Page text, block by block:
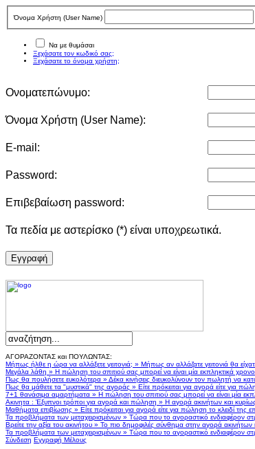
Όνομα Χρήστη (User Νame)
Να με θυμάσαι
Ξεχάσατε τον κωδικό σας;
Ξεχάσατε το όνομα χρήστη;
Ονοματεπώνυμο:
Όνομα Χρήστη (User Νame):
E-mail:
Password:
Επιβεβαίωση password:
Τα πεδία με αστερίσκο (*) είναι υποχρεωτικά.
Eγγραφή
ΑΓΟΡΑΖΟΝΤΑΣ και ΠΟΥΛΩΝΤΑΣ:
Μήπως ήλθε η ώρα να αλλάξετε γειτονιά; » Μήπως αν αλλάζατε γειτονιά θα
Μεγάλα λάθη » Η πώληση του σπιτιού σας μπορεί να είναι μία εκπληκτικά
Πως θα πουλήσετε ευκολότερα » Δέκα κινήσεις διευκολύνουν τον πωλητή να
Πως θα μάθετε τα "μυστικά" της αγοράς » Είτε πρόκειται για αγορά είτε για
7+1 θανάσιμα αμαρτήματα » Η πώληση του σπιτιού σας μπορεί να είναι μία
Ακινητα : Έξυπνοι τρόποι για αγορά και πώληση » Η αγορά ακινήτων και κυρίως
Μαθήματα επιβίωσης » Είτε πρόκειται για αγορά είτε για πώληση το κλειδί της
Τα προβλήματα των μεταχειρισμένων » Τώρα που το αγοραστικό ενδιαφέρον
Βρείτε την αξία του ακινήτου » Το πιο δημοφιλές σύνθημα στην αγορά ακινήτων
Τα προβλήματα των μεταχειρισμένων » Τώρα που το αγοραστικό ενδιαφέρον
Σύνδεση Εγγραφή Μέλους